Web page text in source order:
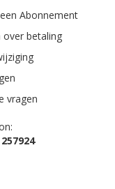
Abonnement
over betaling
vragen